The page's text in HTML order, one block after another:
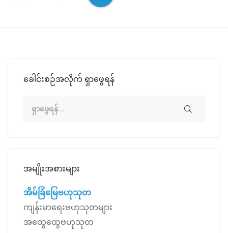
ခေါင်းစဉ်အလိုက် ရှာဖွေရန်
အမျိုးအစားများ
အိမ်ခြံမြေဗဟုသုတ
ကျန်းမာရေးဗဟုသုတများ
အထွေထွေဗဟုသုတ